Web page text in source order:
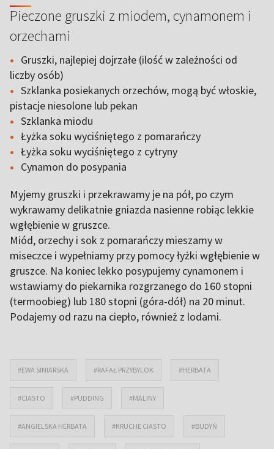
Pieczone gruszki z miodem, cynamonem i
orzechami
Gruszki, najlepiej dojrzałe (ilość w zależności od
liczby osób)
Szklanka posiekanych orzechów, mogą być włoskie,
pistacje niesolone lub pekan
Szklanka miodu
Łyżka soku wyciśniętego z pomarańczy
Łyżka soku wyciśniętego z cytryny
Cynamon do posypania
Myjemy gruszki i przekrawamy je na pół, po czym
wykrawamy delikatnie gniazda nasienne robiąc lekkie
wgłębienie w gruszce.
Miód, orzechy i sok z pomarańczy mieszamy w
miseczce i wypełniamy przy pomocy łyżki wgłębienie w
gruszce. Na koniec lekko posypujemy cynamonem i
wstawiamy do piekarnika rozgrzanego do 160 stopni
(termoobieg) lub 180 stopni (góra-dół) na 20 minut.
Podajemy od razu na ciepło, również z lodami.
#EWA SINIARSKA #RAFAŁ PRZYBYLOK #HERBATA
#CIASTO #PUDDING #MALINY
#ANGIELSKA HERBATA #KRUCHE CIASTO #BUDYŃ